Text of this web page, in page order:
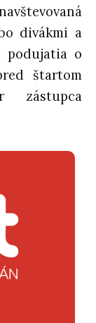
divákmi a
podujatia o
štartom
zástupca